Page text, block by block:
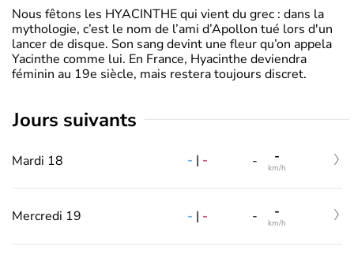
Nous fêtons les HYACINTHE qui vient du grec : dans la
mythologie, c’est le nom de l’ami d’Apollon tué lors d'un
lancer de disque. Son sang devint une fleur qu’on appela
Yacinthe comme lui. En France, Hyacinthe deviendra
féminin au 19e siècle, mais restera toujours discret.
jours suivants
Mardi 18 - | - - -
km/h
Mercredi 19 - | - - -
km/h